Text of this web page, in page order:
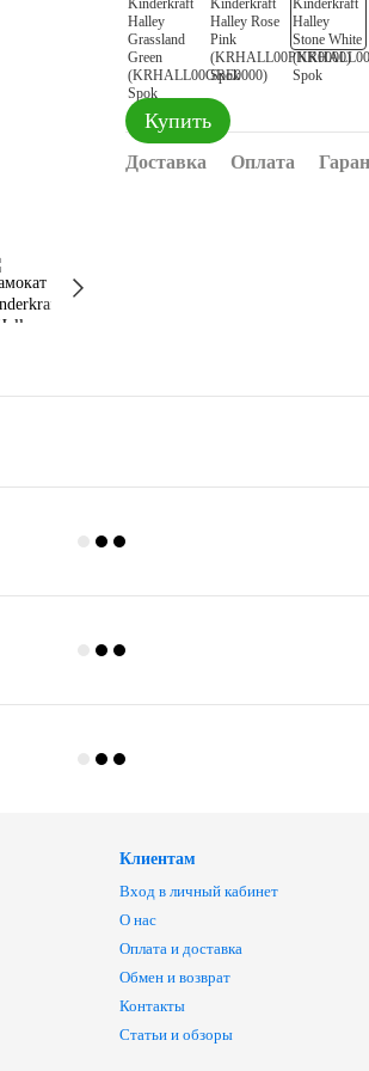
Купить
Доставка Оплата
Клиентам
Вход в личный кабинет
О нас
Оплата и доставка
Обмен и возврат
Контакты
Статьи и обзоры